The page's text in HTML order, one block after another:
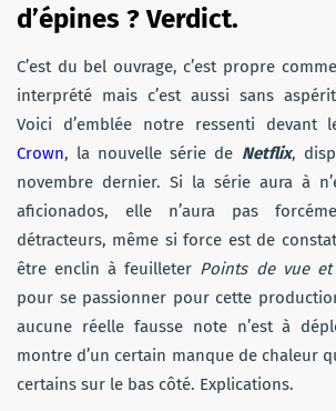
d’épines ? Verdict.
C’est du bel ouvrage, c’est propre
interprété mais c’est aussi sans
Voici d’emblée notre ressenti devant
Crown, la nouvelle série de Netflix,
novembre dernier. Si la série aura à
aficionados, elle n’aura pas
détracteurs, même si force est de
être enclin à feuilleter Points de vue
pour se passionner pour cette
aucune réelle fausse note n’est à
montre d’un certain manque de chaleur
certains sur le bas côté. Explications.